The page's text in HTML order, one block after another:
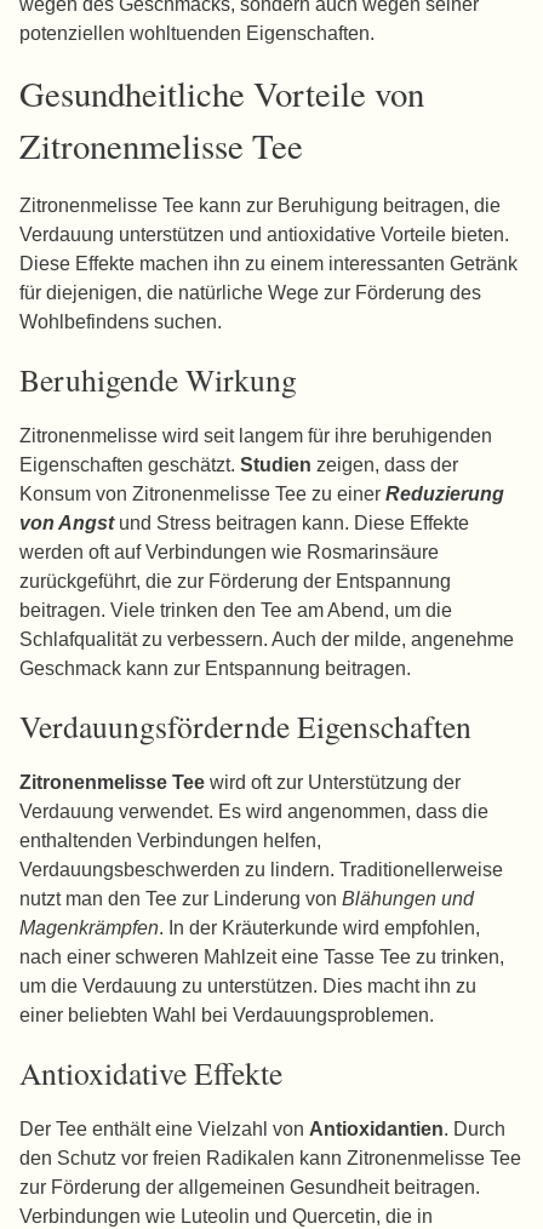
wegen des Geschmacks, sondern auch wegen seiner
potenziellen wohltuenden Eigenschaften.
Gesundheitliche Vorteile von
Zitronenmelisse Tee
Zitronenmelisse Tee kann zur Beruhigung beitragen, die
Verdauung unterstützen und antioxidative Vorteile bieten.
Diese Effekte machen ihn zu einem interessanten Getränk
für diejenigen, die natürliche Wege zur Förderung des
Wohlbefindens suchen.
Beruhigende Wirkung
Zitronenmelisse wird seit langem für ihre beruhigenden
Eigenschaften geschätzt. Studien zeigen, dass der
Konsum von Zitronenmelisse Tee zu einer Reduzierung
von Angstund Stress beitragen kann. Diese Effekte
werden oft auf Verbindungen wie Rosmarinsäure
zurückgeführt, die zur Förderung der Entspannung
beitragen. Viele trinken den Tee am Abend, um die
Schlafqualität zu verbessern. Auch der milde, angenehme
Geschmack kann zur Entspannung beitragen.
Verdauungsfördernde Eigenschaften
Zitronenmelisse Tee wird oft zur Unterstützung der
Verdauung verwendet. Es wird angenommen, dass die
enthaltenden Verbindungen helfen,
Verdauungsbeschwerden zu lindern. Traditionellerweise
nutzt man den Tee zur Linderung von Blähungen und
Magenkrämpfen. In der Kräuterkunde wird empfohlen,
nach einer schweren Mahlzeit eine Tasse Tee zu trinken,
um die Verdauung zu unterstützen. Dies macht ihn zu
einer beliebten Wahl bei Verdauungsproblemen.
Antioxidative Effekte
Der Tee enthält eine Vielzahl von Antioxidantien. Durch
den Schutz vor freien Radikalen kann Zitronenmelisse Tee
zur Förderung der allgemeinen Gesundheit beitragen.
Verbindungen wie Luteolin und Quercetin, die in